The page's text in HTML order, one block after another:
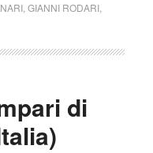
, GIANNI RODARI,
di